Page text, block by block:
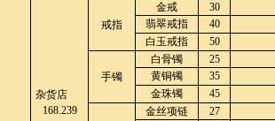
杂货店
168.239
戒指
金戒 30
翡翠戒指
40
白玉戒指
50
手镯
白骨镯 25
黄铜镯
35
金珠镯
45
金丝项链 27